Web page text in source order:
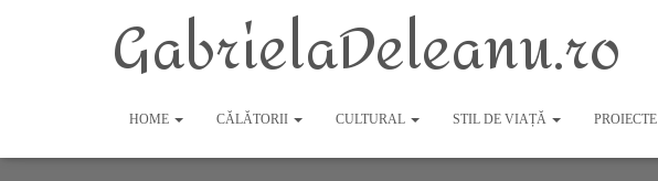
GabrielaDeleanu.ro
HOME CĂLĂTORII CULTURAL STIL DE VIAȚĂ PROIECTE